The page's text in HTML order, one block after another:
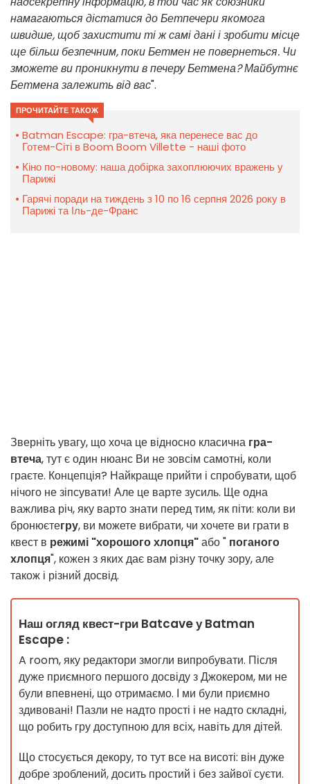
намагаються дістатися до Бетпечери якомога
швидше, щоб захистити ті ж самі дані і зробити місце
ще більш безпечним, поки Бетмен не повернеться. Чи
зможете ви проникнути в печеру Бетмена? Майбутнє
Бетмена залежить від вас".
ПРОЧИТАЙТЕ ТАКОЖ
Batman Escape: гра-втеча, яка перенесе вас до
Готем-Сіті в Boom Boom Villette - наші фото
Кіно по-новому: наша добірка захоплюючих вражень у
Парижі
Гарячі поради на тиждень з 10 по 16 серпня 2026 року в
Парижі та Іль-де-Франс
Зверніть увагу, що хоча це відносно класична гра-
втеча, тут є один нюанс Ви не зовсім самотні, коли
граєте. Концепція? Найкраще прийти і спробувати, щоб
нічого не зіпсувати! Але це варте зусиль. Ще одна
важлива річ, яку варто знати перед тим, як піти: коли ви
бронюєтегру, ви можете вибрати, чи хочете ви грати в
квест в режимі "хорошого хлопця"або " поганого
хлопця", кожен з яких дає вам різну точку зору, але
також і різний досвід.
Наш огляд квест-гри Batcave у Batman
Escape :
A room, яку редактори змогли випробувати. Після
дуже приємного першого досвіду з Джокером, ми не
були впевнені, що отримаємо. І ми були приємно
здивовані! Пазли не надто прості і не надто складні,
що робить гру доступною для всіх, навіть для дітей.
Що стосується декору, то тут все на висоті: він дуже
добре зроблений, досить простий і без зайвої суєти.